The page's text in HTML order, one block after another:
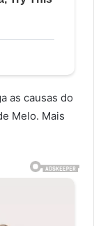
as causas do
Melo. Mais